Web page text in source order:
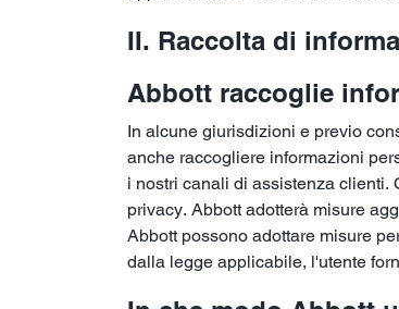
II. Raccolta di
Abbott raccoglie
In alcune giurisdizioni e previo
anche raccogliere informazioni
i nostri canali di assistenza
privacy. Abbott adotterà misure
Abbott possono adottare misure
dalla legge applicabile, l'utente